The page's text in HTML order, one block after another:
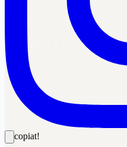
copiat!